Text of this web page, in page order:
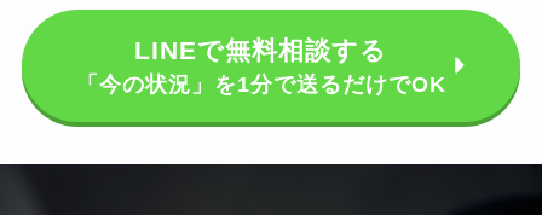
LINEで無料相談する
「今の状況」を1分で送るだけでOK